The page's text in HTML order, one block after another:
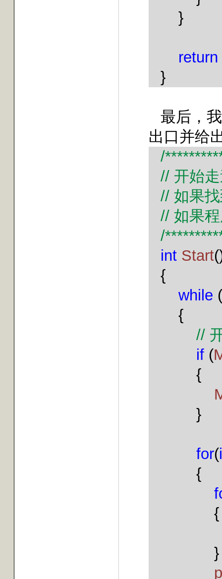
}
return
}
最后，
出口并给
/
// 开始
// 如果
// 如果
/
int Start
{
while (
{
//
if (
{
}
for(
{
{
}